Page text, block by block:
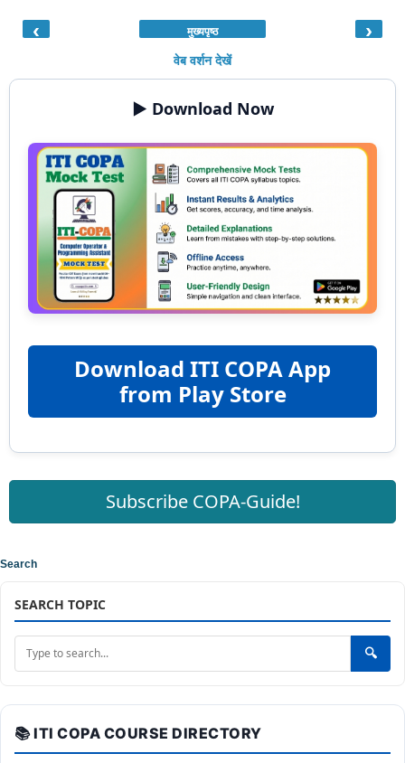
‹ ›
मुख्यपृष्ठ
वेब वर्शन देखें
▶️ Download Now
Download ITI COPA App
from Play Store
Subscribe COPA-Guide!
Search
SEARCH TOPIC
🔍
📚 ITI COPA COURSE DIRECTORY